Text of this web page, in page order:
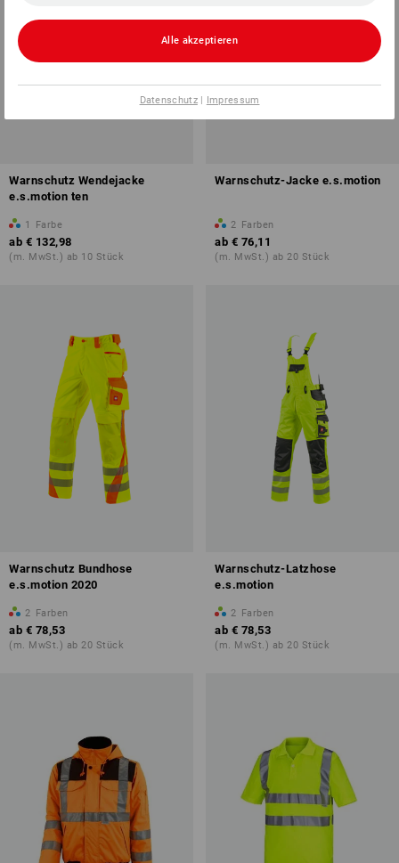
Warnschutz Wendejacke
e.s.motion ten
1 Farbe
ab € 132,98
(m. MwSt.) ab 10 Stück
Warnschutz-Jacke e.s.motion
2 Farben
ab € 76,11
(m. MwSt.) ab 20 Stück
Warnschutz Bundhose
e.s.motion 2020
2 Farben
ab € 78,53
(m. MwSt.) ab 20 Stück
Warnschutz-Latzhose
e.s.motion
2 Farben
ab € 78,53
(m. MwSt.) ab 20 Stück
Alle akzeptieren
Datenschutz| Impressum